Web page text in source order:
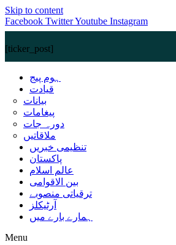
Skip to content
Facebook TwitterYoutube Instagram
[ticker_post]
ہوم پیج
قیادت
بیانات
پیغامات
دورہ جات
ملاقاتیں
تنظیمی خبریں
پاکستان
عالم اسلام
بین الاقوامی
ترقیاتی منصوبے
آرٹیکلز
ہمارے بارے میں
Menu